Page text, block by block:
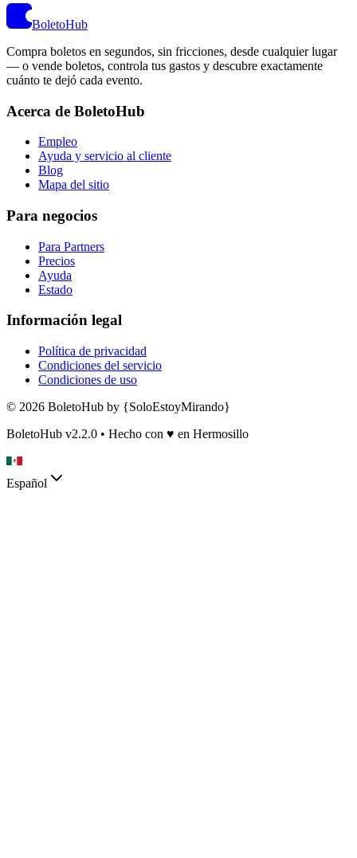
BoletoHub
Compra boletos en segundos, sin fricciones, desde cualquier lugar
— o vende boletos, controla tus gastos y descubre exactamente
cuánto te dejó cada evento.
Acerca de BoletoHub
Empleo
Ayuda y servicio al cliente
Blog
Mapa del sitio
Para negocios
Para Partners
Precios
Ayuda
Estado
Información legal
Política de privacidad
Condiciones del servicio
Condiciones de uso
© 2026 BoletoHub by {SoloEstoyMirando}
BoletoHub v2.2.0 • Hecho con ♥ en Hermosillo
Español